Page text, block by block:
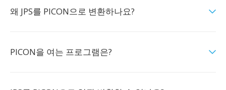
왜 JPS를 PICON으로 변환하나요?
PICON을 여는 프로그램은?